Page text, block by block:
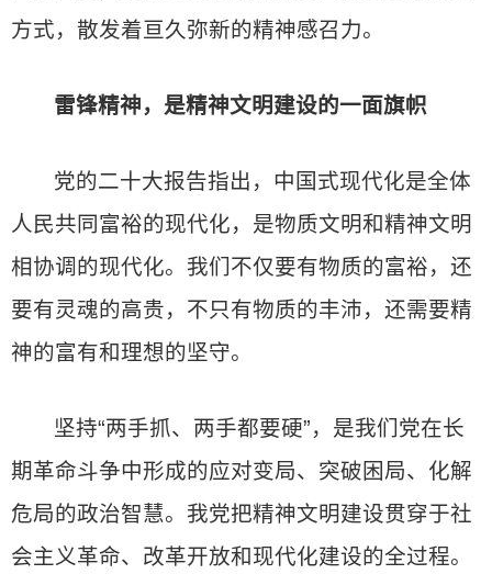
方式，散发着亘久弥新的精神感召力。
雷锋精神，是精神文明建设的一面旗帜
党的二十大报告指出，中国式现代化是全体
人民共同富裕的现代化，是物质文明和精神文明
相协调的现代化。我们不仅要有物质的富裕，还
要有灵魂的高贵，不只有物质的丰沛，还需要精
神的富有和理想的坚守。
坚持“两手抓、两手都要硬”，是我们党在长
期革命斗争中形成的应对变局、突破困局、化解
危局的政治智慧。我党把精神文明建设贯穿于社
会主义革命、改革开放和现代化建设的全过程。